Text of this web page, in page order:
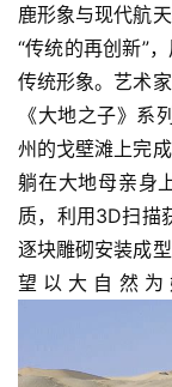
法
书
欣
赏
砚
边
夜
话
术
鹿形象与现代航
“传统的再创新”
传统形象。艺术
《大地之子》系
州的戈壁滩上完
躺在大地母亲身
质，利用3D扫描
逐块雕砌安装成
望以大自然为